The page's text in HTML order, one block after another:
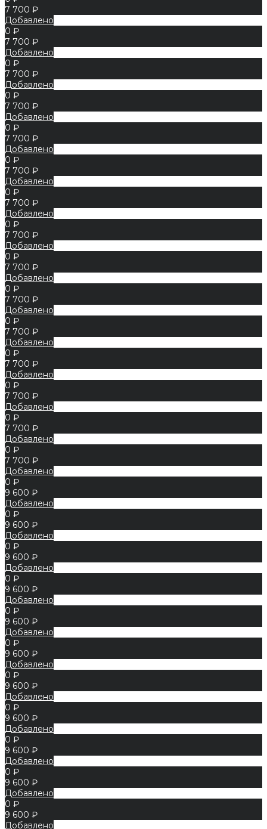
7 700 ₽
Добавлено
0 ₽
7 700 ₽
Добавлено
0 ₽
7 700 ₽
Добавлено
0 ₽
7 700 ₽
Добавлено
0 ₽
7 700 ₽
Добавлено
0 ₽
7 700 ₽
Добавлено
0 ₽
7 700 ₽
Добавлено
0 ₽
7 700 ₽
Добавлено
0 ₽
7 700 ₽
Добавлено
0 ₽
7 700 ₽
Добавлено
0 ₽
7 700 ₽
Добавлено
0 ₽
7 700 ₽
Добавлено
0 ₽
7 700 ₽
Добавлено
0 ₽
7 700 ₽
Добавлено
0 ₽
7 700 ₽
Добавлено
0 ₽
9 600 ₽
Добавлено
0 ₽
9 600 ₽
Добавлено
0 ₽
9 600 ₽
Добавлено
0 ₽
9 600 ₽
Добавлено
0 ₽
9 600 ₽
Добавлено
0 ₽
9 600 ₽
Добавлено
0 ₽
9 600 ₽
Добавлено
0 ₽
9 600 ₽
Добавлено
0 ₽
9 600 ₽
Добавлено
0 ₽
9 600 ₽
Добавлено
0 ₽
9 600 ₽
Добавлено